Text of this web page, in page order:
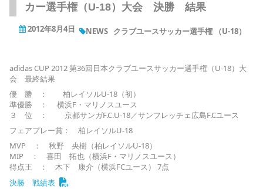
カー選手権（U-18）大会 決勝 結果
2012年8月4日 NEWS クラブユースサッカー選手権 （U-18）
adidas CUP 2012 第36回日本クラブユースサッカー選手権（U-18）大
会 最終結果
優 勝 ： 柏レイソルU-18（初）
準優勝 ： 横浜F・マリノスユース
３ 位 ： 京都サンガF.C.U-18／サンフレッチェ広島F.Cユース
フェアプレー賞： 柏レイソルU-18
MVP ： 秋野 央樹（柏レイソルU-18）
MIP ： 喜田 拓也（横浜F・マリノスユース）
得点王 ： 木下 康介（横浜FCユース） 7点
決勝 戦績表